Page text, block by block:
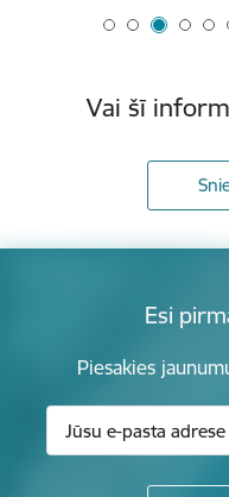
Vai šī
Esi
Piesakies